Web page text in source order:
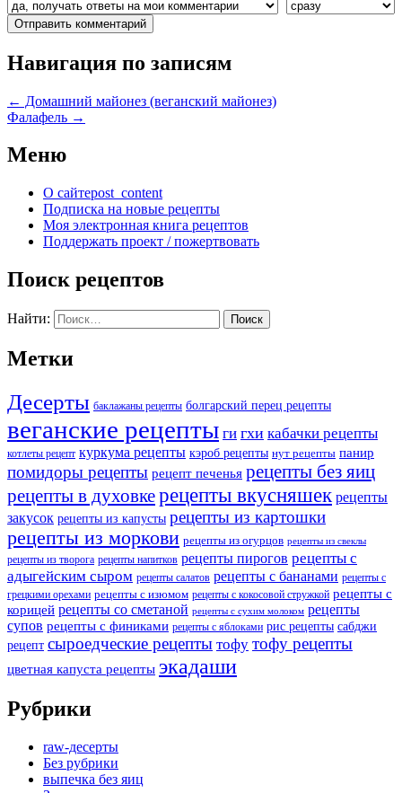
Навигация по записям
← Домашний майонез (веганский майонез)
Фалафель →
Меню
О сайтеpost_content
Подписка на новые рецепты
Моя электронная книга рецептов
Поддержать проект / пожертвовать
Поиск рецептов
Найти:
Метки
Десерты баклажаны рецепты болгарский перец рецепты
веганские рецепты ги гхи кабачки рецепты
котлеты рецепт куркума рецепты кэроб рецепты нут рецепты панир
помидоры рецепты рецепт печенья рецепты без яиц
рецепты в духовкерецепты вкусняшек рецепты
закусок рецепты из капусты рецепты из картошки
рецепты из моркови рецепты из огурцов рецепты из свеклы
рецепты из творога рецепты напитков рецепты пирогов рецепты с
адыгейским сыром рецепты салатов рецепты с бананами рецепты с
грецкими орехами рецепты с изюмом рецепты с кокосовой стружкой рецепты с
корицей рецепты со сметаной рецепты с сухим молоком рецепты
супов рецепты с финиками рецепты с яблоками рис рецепты сабджи
рецепт сыроедческие рецепты тофу тофу рецепты
цветная капуста рецепты экадаши
Рубрики
raw-десерты
Без рубрики
выпечка без яиц